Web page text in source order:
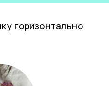
горизонтально